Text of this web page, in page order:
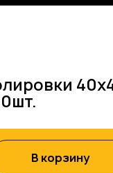
В корзину